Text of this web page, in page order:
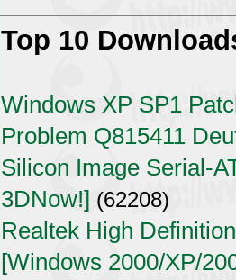
Top 10
Windows XP SP1
Problem Q815411
Silicon Image Serial-
3DNow!] (62208)
Realtek High
[Windows 2000/XP/